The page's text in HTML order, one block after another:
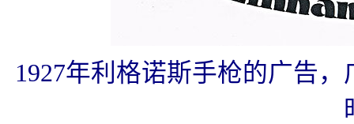
1927年利格诺斯手枪的广告